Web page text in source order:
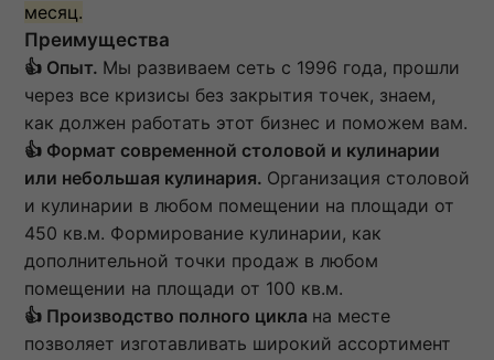
месяц.
Преимущества
👍 Опыт. Мы развиваем сеть с 1996 года, прошли
через все кризисы без закрытия точек, знаем,
как должен работать этот бизнес и поможем вам.
👍 Формат современной столовой и кулинарии
или небольшая кулинария. Организация столовой
и кулинарии в любом помещении на площади от
450 кв.м. Формирование кулинарии, как
дополнительной точки продаж в любом
помещении на площади от 100 кв.м.
👍 Производство полного цикла на месте
позволяет изготавливать широкий ассортимент